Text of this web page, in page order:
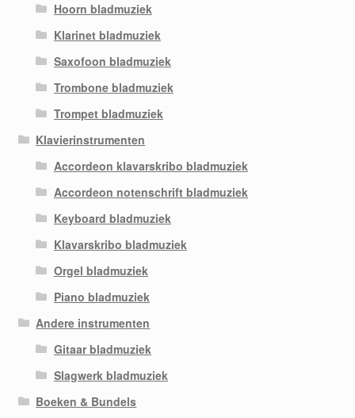
Hoorn bladmuziek
Klarinet bladmuziek
Saxofoon bladmuziek
Trombone bladmuziek
Trompet bladmuziek
Klavierinstrumenten
Accordeon klavarskribo bladmuziek
Accordeon notenschrift bladmuziek
Keyboard bladmuziek
Klavarskribo bladmuziek
Orgel bladmuziek
Piano bladmuziek
Andere instrumenten
Gitaar bladmuziek
Slagwerk bladmuziek
Boeken & Bundels